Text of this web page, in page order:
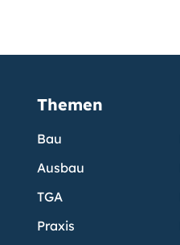
Themen
Bau
Ausbau
TGA
Praxis